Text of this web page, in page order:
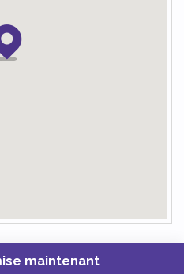
maintenant